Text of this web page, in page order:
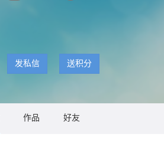
发私信 送积分
作品 好友